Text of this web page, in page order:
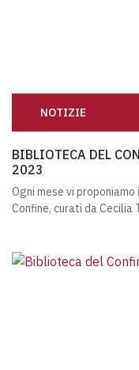
NOTIZIE
BIBLIOTECA DEL
2023
Ogni mese vi
Confine, curati da